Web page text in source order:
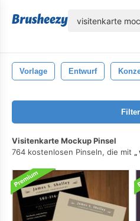
Vorlage Entwurf
Visitenkarte Mockup Pinsel
764 kostenlosen Pinseln, die mit